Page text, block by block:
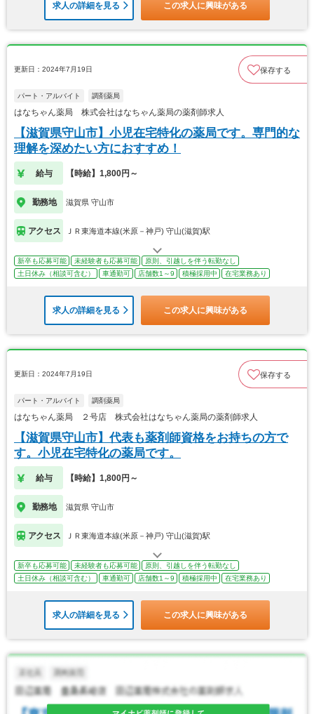
求人の詳細を見る この求人に興味がある
更新日：2024年7月19日 保存する
パート・アルバイト 調剤薬局
はなちゃん薬局 株式会社はなちゃん薬局の薬剤師求人
【滋賀県守山市】小児在宅特化の薬局です。専門的な
理解を深めたい方におすすめ！
給与 【時給】1,800円～
勤務地 滋賀県 守山市
アクセス ＪＲ東海道本線(米原－神戸) 守山(滋賀)駅
新卒も応募可能 未経験者も応募可能
原則、引越しを伴う転勤なし
土日休み（相談可含む）
車通勤可 店舗数1～9 積極採用中 在宅業務あり
求人の詳細を見る この求人に興味がある
更新日：2024年7月19日 保存する
パート・アルバイト 調剤薬局
はなちゃん薬局 ２号店 株式会社はなちゃん薬局の薬剤師求人
【滋賀県守山市】代表も薬剤師資格をお持ちの方で
す。小児在宅特化の薬局です。
給与 【時給】1,800円～
勤務地 滋賀県 守山市
アクセス ＪＲ東海道本線(米原－神戸) 守山(滋賀)駅
新卒も応募可能 未経験者も応募可能
原則、引越しを伴う転勤なし
土日休み（相談可含む）
車通勤可 店舗数1～9 積極採用中 在宅業務あり
求人の詳細を見る この求人に興味がある